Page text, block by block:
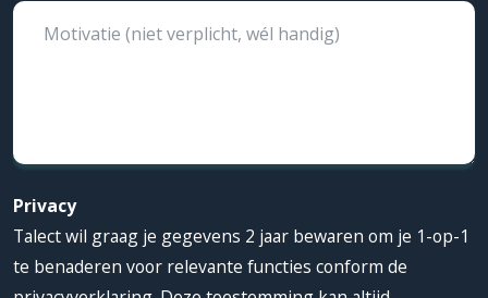
Motivatie (niet verplicht, wél handig)
Privacy
Talect wil graag je gegevens 2 jaar bewaren om je 1-op-1
te benaderen voor relevante functies conform de